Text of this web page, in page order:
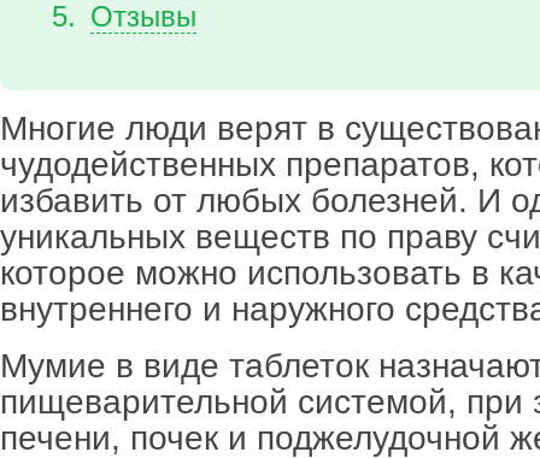
Отзывы
Многие люди верят в
чудодейственных препаратов,
избавить от любых болезней. И
уникальных веществ по праву
которое можно использовать в
внутреннего и наружного
Мумие в виде таблеток
пищеварительной системой, при
печени, почек и поджелудочной